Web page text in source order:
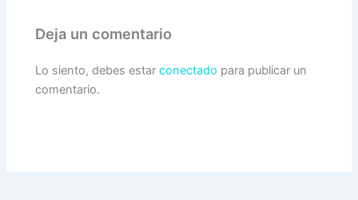
Deja un comentario
Lo siento, debes estarconectado para publicar un
comentario.